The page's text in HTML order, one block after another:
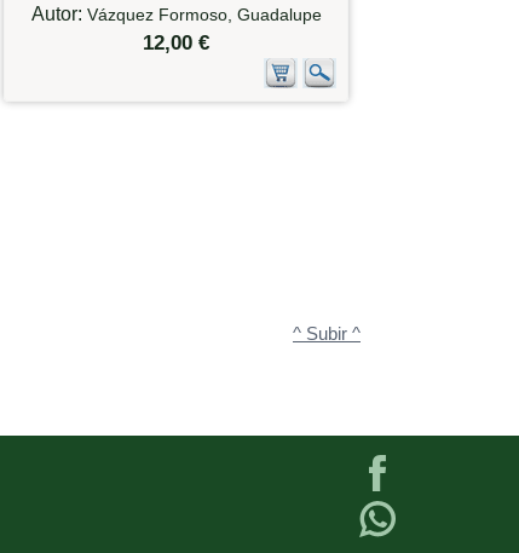
Autor: Vázquez Formoso, Guadalupe
12,00 €
^ Subir ^